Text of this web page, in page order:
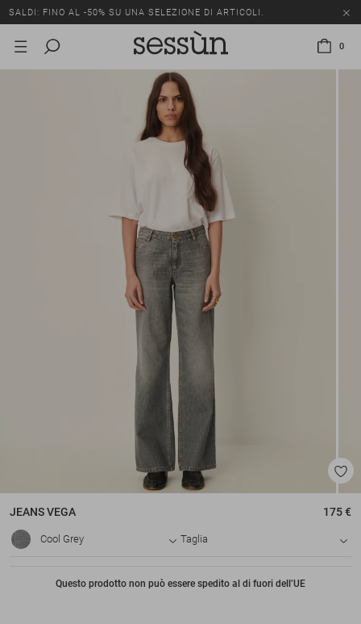
SALDI: FINO AL -50% SU UNA SELEZIONE DI ARTICOLI.
0
JEANSVEGA 175 €
Cool Grey Taglia
Questo prodotto non può essere spedito al di fuori dell’UE